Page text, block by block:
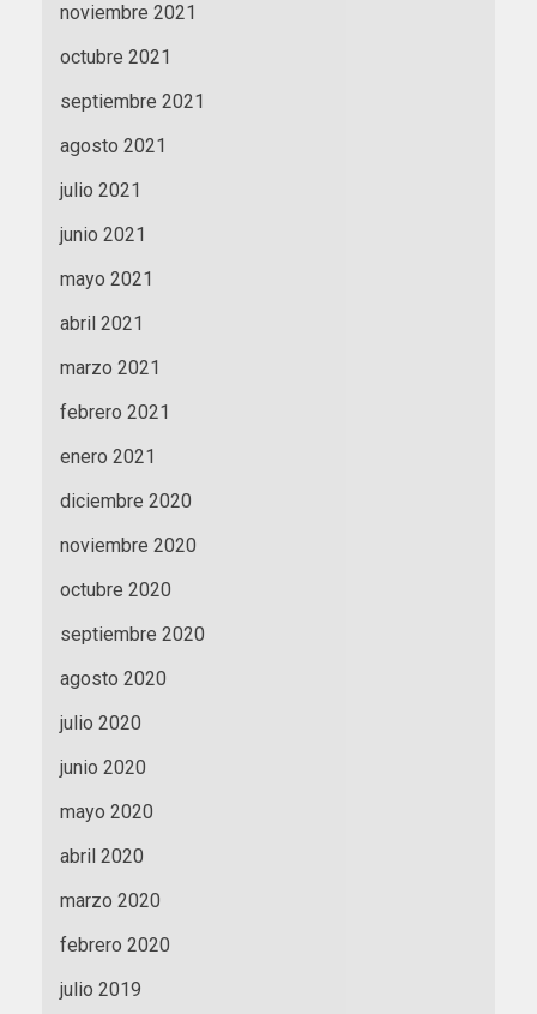
noviembre 2021
octubre 2021
septiembre 2021
agosto 2021
julio 2021
junio 2021
mayo 2021
abril 2021
marzo 2021
febrero 2021
enero 2021
diciembre 2020
noviembre 2020
octubre 2020
septiembre 2020
agosto 2020
julio 2020
junio 2020
mayo 2020
abril 2020
marzo 2020
febrero 2020
julio 2019